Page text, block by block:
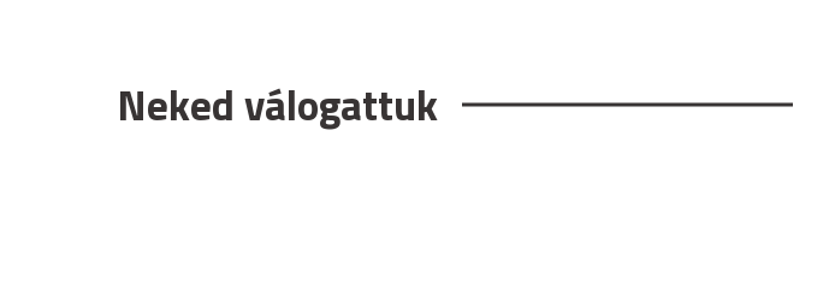
Neked válogattuk